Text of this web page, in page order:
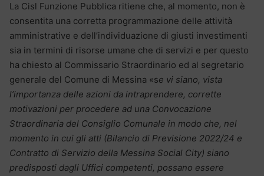
La Cisl Funzione Pubblica ritiene che, al momento, non è
consentita una corretta programmazione delle attività
amministrative e dell’individuazione di giusti investimenti
sia in termini di risorse umane che di servizi e per questo
ha chiesto al Commissario Straordinario ed al segretario
generale del Comune di Messina «se vi siano, vista
l’importanza delle azioni da intraprendere, corrette
motivazioni per procedere ad una Convocazione
Straordinaria del Consiglio Comunale in modo che, nel
momento in cui gli atti (Bilancio di Previsione 2022/24 e
Contratto di Servizio della Messina Social City) siano
predisposti dagli Uffici competenti, possano essere